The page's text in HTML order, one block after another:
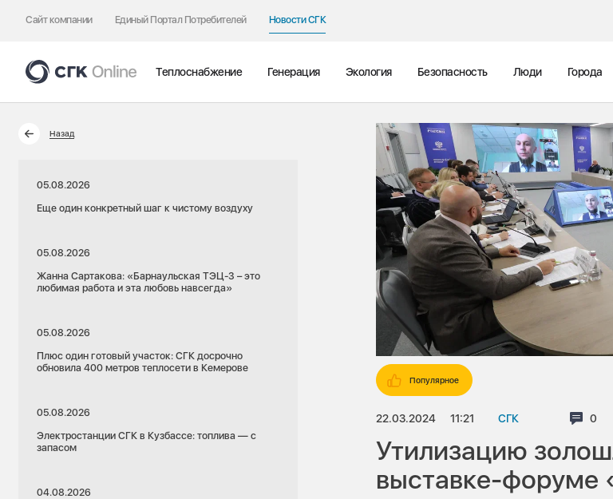
Сайт компании Единый Портал Потребителей Новости СГК
Теплоснабжение Генерация Экология Безопасность Люди Города
Назад
05.08.2026
Еще один конкретный шаг к чистому воздуху
05.08.2026
Жанна Сартакова: «Барнаульская ТЭЦ-3 – это
любимая работа и эта любовь навсегда»
05.08.2026
Плюс один готовый участок: СГК досрочно
обновила 400 метров теплосети в Кемерове
05.08.2026
Электростанции СГК в Кузбассе: топлива — с
запасом
04.08.2026
Популярное
22.03.2024 11:21 СГК 0
Утилизацию
выставке-форуме